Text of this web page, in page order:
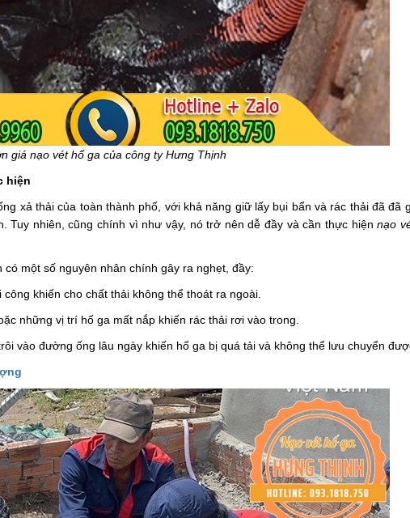
giá nạo vét hố ga của công ty Hưng Thịnh
hiện
xả thải của toàn thành phố, với khả năng giữ lấy bụi bẩn và rác thải đã đã
Tuy nhiên, cũng chính vì như vậy, nó trở nên dễ đầy và cần thực hiệnnạo
một số nguyên nhân chính gây ra nghẹt, đầy:
khiến cho chất thải không thể thoát ra ngoài.
những vị trí hố ga mất nắp khiến rác thải rơi vào trong.
vào đường ống lâu ngày khiến hố ga bị quá tải và không thể lưu chuyển